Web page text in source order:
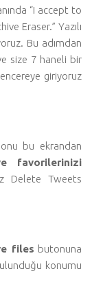
“I accept to
Eraser.” Yazılı
Bu adımdan
size 7 haneli bir
giriyoruz
bu ekrandan
favorilerinizi
Delete Tweets
files butonuna
konumu